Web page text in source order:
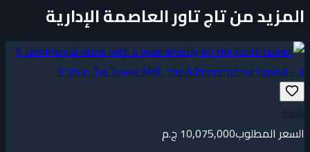
المزيد من تاج تاور العاصمة الإدارية
السعر المطلوب10,075,000 ج.م